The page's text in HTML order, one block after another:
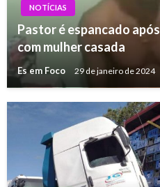
NOTÍCIAS
Pastor é espancado
com mulher casada
Es em Foco 29 de janeiro de 2024